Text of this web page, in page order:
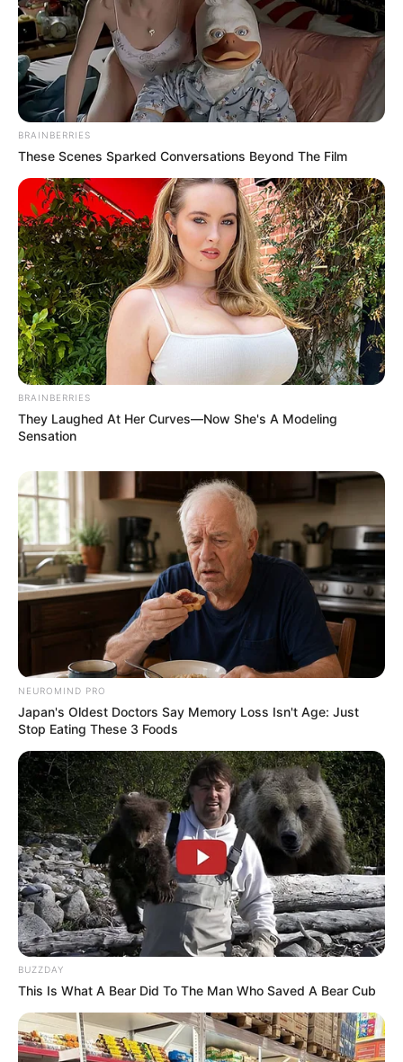
BRAINBERRIES
These Scenes Sparked Conversations Beyond The Film
BRAINBERRIES
They Laughed At Her Curves—Now She's A Modeling
Sensation
NEUROMIND PRO
Japan's Oldest Doctors Say Memory Loss Isn't Age: Just
Stop Eating These 3 Foods
BUZZDAY
This Is What A Bear Did To The Man Who Saved A Bear Cub